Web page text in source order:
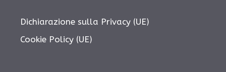
Dichiarazione sulla Privacy (UE)
Cookie Policy (UE)